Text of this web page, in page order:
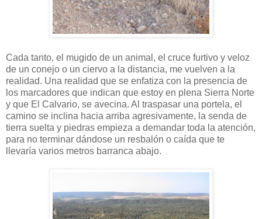
Cada tanto, el mugido de un animal, el cruce furtivo y veloz
de un conejo o un ciervo a la distancia, me vuelven a la
realidad. Una realidad que se enfatiza con la presencia de
los marcadores que indican que estoy en plena Sierra Norte
y que El Calvario, se avecina. Al traspasar una portela, el
camino se inclina hacia arriba agresivamente, la senda de
tierra suelta y piedras empieza a demandar toda la atención,
para no terminar dándose un resbalón o caída que te
llevaría varios metros barranca abajo.